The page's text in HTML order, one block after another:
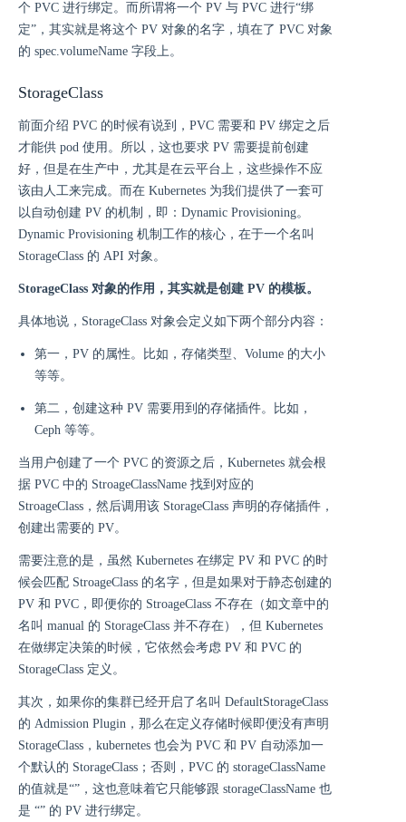
个 PVC 进行绑定。而所谓将一个 PV 与 PVC 进行“绑
定”，其实就是将这个 PV 对象的名字，填在了 PVC 对象
的 spec.volumeName 字段上。
StorageClass
前面介绍 PVC 的时候有说到，PVC 需要和 PV 绑定之后
才能供 pod 使用。所以，这也要求 PV 需要提前创建
好，但是在生产中，尤其是在云平台上，这些操作不应
该由人工来完成。而在 Kubernetes 为我们提供了一套可
以自动创建 PV 的机制，即：Dynamic Provisioning。
Dynamic Provisioning 机制工作的核心，在于一个名叫
StorageClass 的 API 对象。
StorageClass 对象的作用，其实就是创建 PV 的模板。
具体地说，StorageClass 对象会定义如下两个部分内容：
第一，PV 的属性。比如，存储类型、Volume 的大小
等等。
第二，创建这种 PV 需要用到的存储插件。比如，
Ceph 等等。
当用户创建了一个 PVC 的资源之后，Kubernetes 就会根
据 PVC 中的 StroageClassName 找到对应的
StroageClass，然后调用该 StorageClass 声明的存储插件，
创建出需要的 PV。
需要注意的是，虽然 Kubernetes 在绑定 PV 和 PVC 的时
候会匹配 StroageClass 的名字，但是如果对于静态创建的
PV 和 PVC，即便你的 StroageClass 不存在（如文章中的
名叫 manual 的 StorageClass 并不存在），但 Kubernetes
在做绑定决策的时候，它依然会考虑 PV 和 PVC 的
StorageClass 定义。
其次，如果你的集群已经开启了名叫 DefaultStorageClass
的 Admission Plugin，那么在定义存储时候即便没有声明
StorageClass，kubernetes 也会为 PVC 和 PV 自动添加一
个默认的 StorageClass；否则，PVC 的 storageClassName
的值就是“”，这也意味着它只能够跟 storageClassName 也
是 “” 的 PV 进行绑定。